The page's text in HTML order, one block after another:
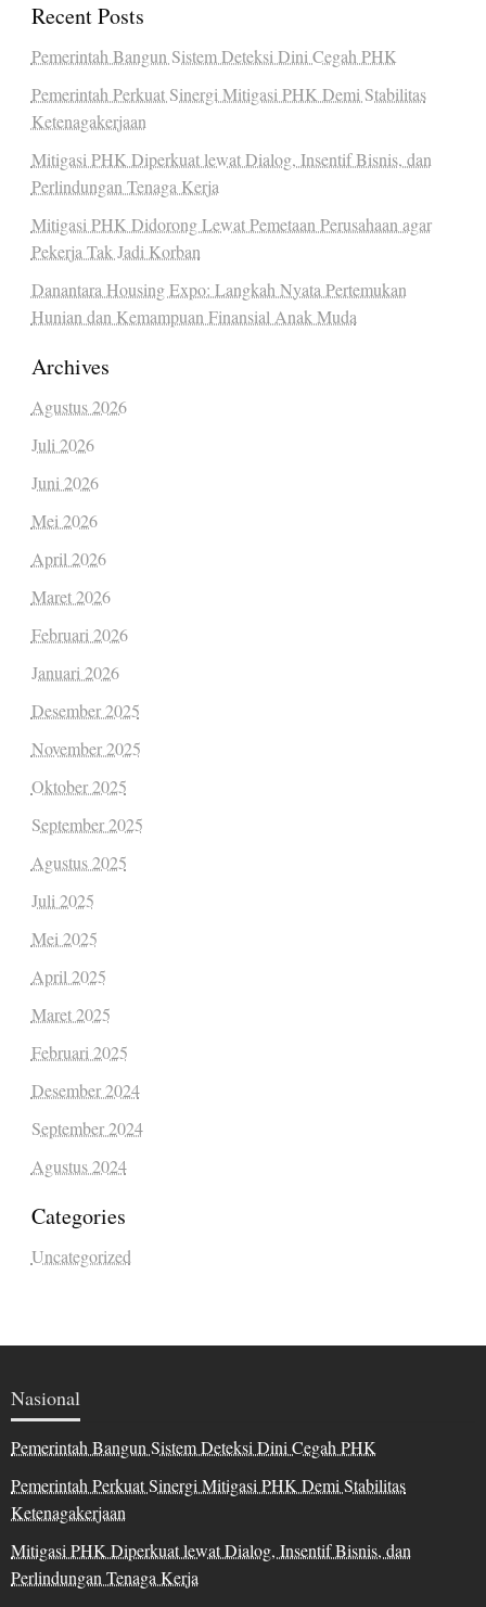
Recent Posts
Pemerintah Bangun Sistem Deteksi Dini Cegah PHK
Pemerintah Perkuat Sinergi Mitigasi PHK Demi Stabilitas
Ketenagakerjaan
Mitigasi PHK Diperkuat lewat Dialog, Insentif Bisnis, dan
Perlindungan Tenaga Kerja
Mitigasi PHK Didorong Lewat Pemetaan Perusahaan agar
Pekerja Tak Jadi Korban
Danantara Housing Expo: Langkah Nyata Pertemukan
Hunian dan Kemampuan Finansial Anak Muda
Archives
Agustus 2026
Juli 2026
Juni 2026
Mei 2026
April 2026
Maret 2026
Februari 2026
Januari 2026
Desember 2025
November 2025
Oktober 2025
September 2025
Agustus 2025
Juli 2025
Mei 2025
April 2025
Maret 2025
Februari 2025
Desember 2024
September 2024
Agustus 2024
Categories
Uncategorized
Nasional
Pemerintah Bangun Sistem Deteksi Dini Cegah PHK
Pemerintah Perkuat Sinergi Mitigasi PHK Demi Stabilitas
Ketenagakerjaan
Mitigasi PHK Diperkuat lewat Dialog, Insentif Bisnis, dan
Perlindungan Tenaga Kerja